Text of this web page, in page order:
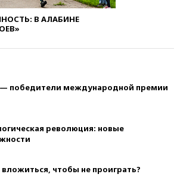
В АЛАБИНЕ
победители международной премии
революция: новые
вложиться, чтобы не проиграть?